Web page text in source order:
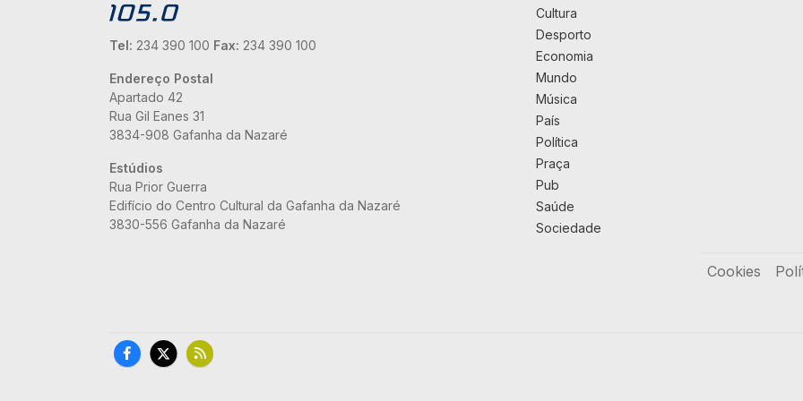
Tel: 234 390 100 Fax: 234 390 100
Endereço Postal
Apartado 42
Rua Gil Eanes 31
3834-908 Gafanha da Nazaré
Estúdios
Rua Prior Guerra
Edifício do Centro Cultural da Gafanha da Nazaré
3830-556 Gafanha da Nazaré
Cultura
Desporto
Economia
Mundo
Música
País
Política
Praça
Pub
Saúde
Sociedade
Cookies